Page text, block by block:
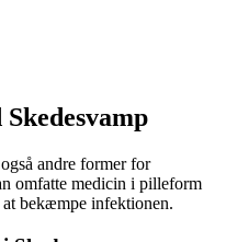
andre former for
omfatte medicin i pilleform
bekæmpe infektionen.